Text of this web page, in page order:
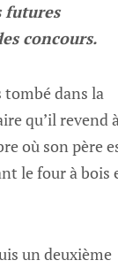
futures
concours.
tombé dans la
qu’il revend
où son père
le four à bois
un deuxième